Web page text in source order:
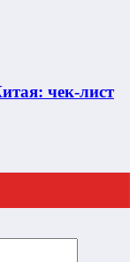
чек-лист